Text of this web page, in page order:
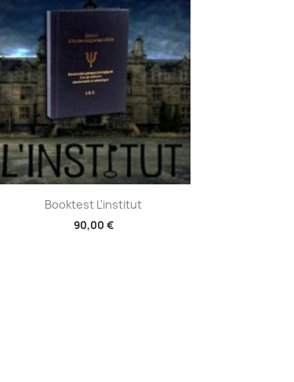
Aperçu rapide
Booktest L'institut
90,00 €